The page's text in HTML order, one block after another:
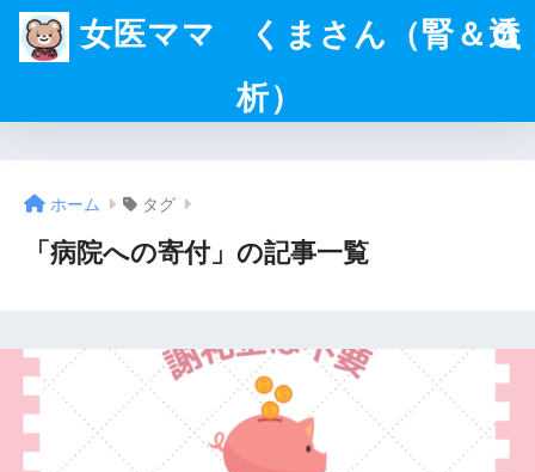
女医ママ くまさん（腎＆透
析）
ホーム タグ
「病院への寄付」の記事一覧